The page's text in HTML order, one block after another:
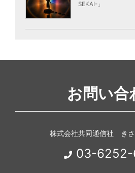
SEKAI-」
お問い合
株式会社共同通信社 き
03-6252-